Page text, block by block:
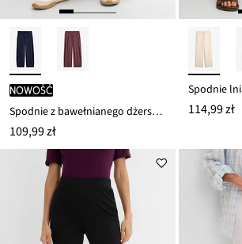
nowość
Spodnie z bawełnianego dżerseju Interlock
109,99 zł
114,99 zł